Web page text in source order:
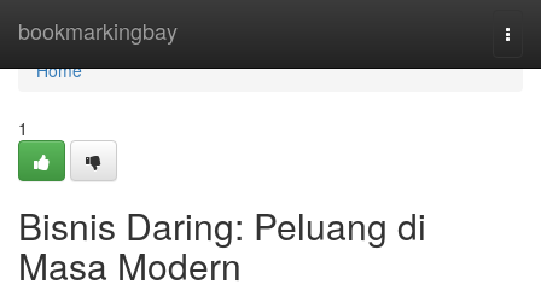
bookmarkingbay
Home
Home
1
Bisnis Daring: Peluang di
Masa Modern